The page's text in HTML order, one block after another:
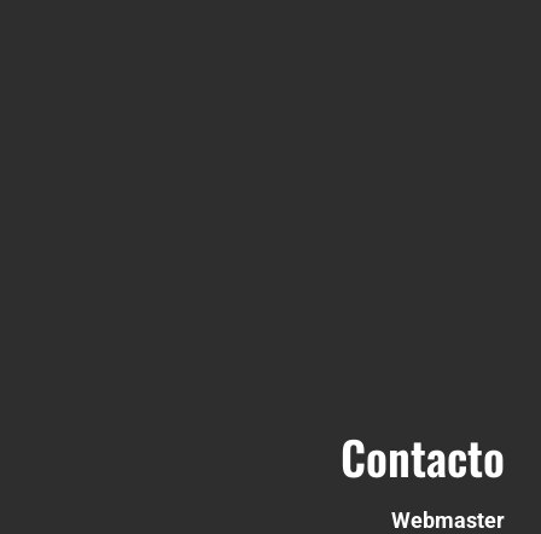
Contacto
Webmaster